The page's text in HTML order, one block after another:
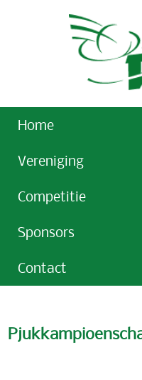
Home
Vereniging
Competitie
Sponsors
Contact